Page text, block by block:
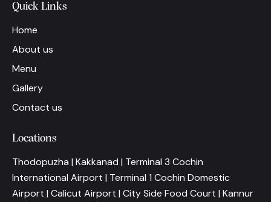
Quick Links
Home
About us
Menu
Gallery
Contact us
Locations
Thodopuzha | Kakkanad | Terminal 3 Cochin
International Airport | Terminal 1 Cochin Domestic
Airport | Calicut Airport | City Side Food Court | Kannur